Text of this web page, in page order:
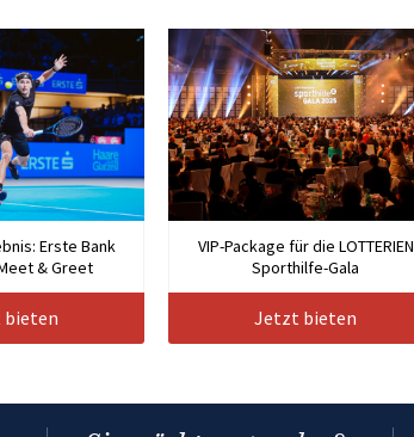
Erste Bank
& Greet
VIP-Package für die LOTTERIEN
Sporthilfe-Gala
Jetzt bieten